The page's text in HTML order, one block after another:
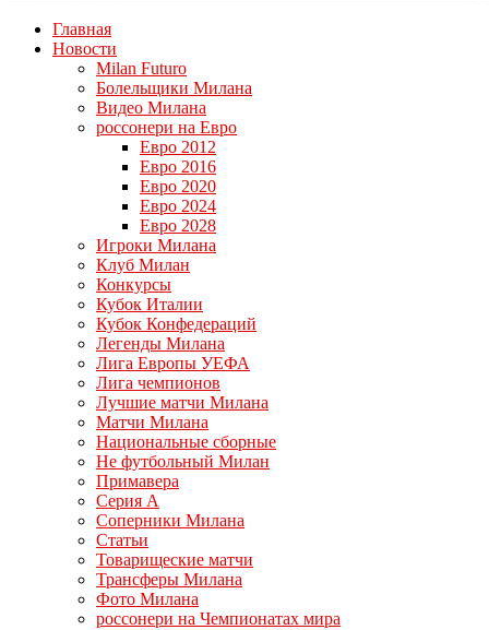
Главная
Новости
Milan Futuro
Болельщики Милана
Видео Милана
россонери на Евро
Евро 2012
Евро 2016
Евро 2020
Евро 2024
Евро 2028
Игроки Милана
Клуб Милан
Конкурсы
Кубок Италии
Кубок Конфедераций
Легенды Милана
Лига Европы УЕФА
Лига чемпионов
Лучшие матчи Милана
Матчи Милана
Национальные сборные
Не футбольный Милан
Примавера
Серия А
Соперники Милана
Статьи
Товарищеские матчи
Трансферы Милана
Фото Милана
россонери на Чемпионатах мира